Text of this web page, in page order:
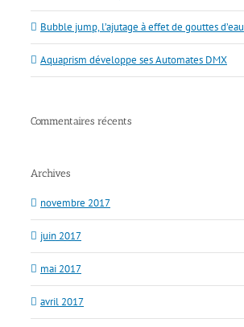
Bubble jump, l’ajutage à effet de gouttes d’eau
Aquaprism développe ses Automates DMX
Commentaires récents
Archives
novembre 2017
juin 2017
mai 2017
avril 2017